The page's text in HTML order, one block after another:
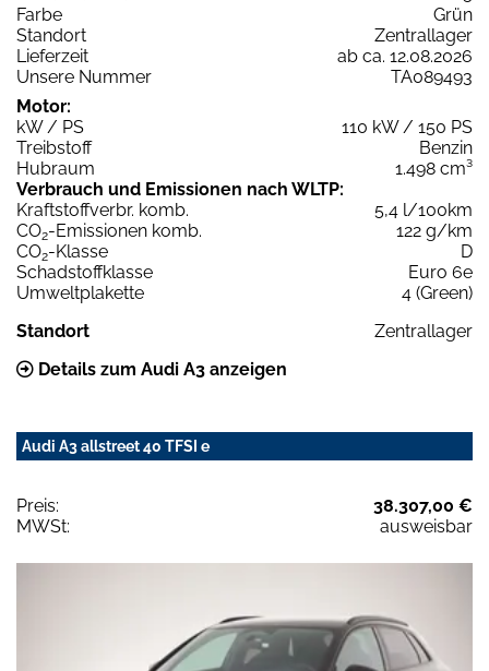
Farbe
Grün
Standort
Zentrallager
Lieferzeit
ab ca. 12.08.2026
Unsere Nummer
TA089493
Motor:
kW / PS
110 kW / 150 PS
Treibstoff
Benzin
Hubraum
1.498 cm³
Verbrauch und Emissionen nach WLTP:
Kraftstoffverbr. komb.
5,4 l/100km
CO2-Emissionen komb.
122 g/km
CO2-Klasse
D
Schadstoffklasse
Euro 6e
Umweltplakette
4 (Green)
Standort
Zentrallager
Details zum Audi A3 anzeigen
Audi A3 allstreet 40 TFSI e
Preis:
38.307,00 €
MWSt:
ausweisbar